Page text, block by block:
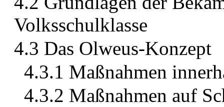
Volksschulklasse
4.3 Das Olweus-Konzept
4.3.1 Maßnahmen
4.3.2 Maßnahmen auf